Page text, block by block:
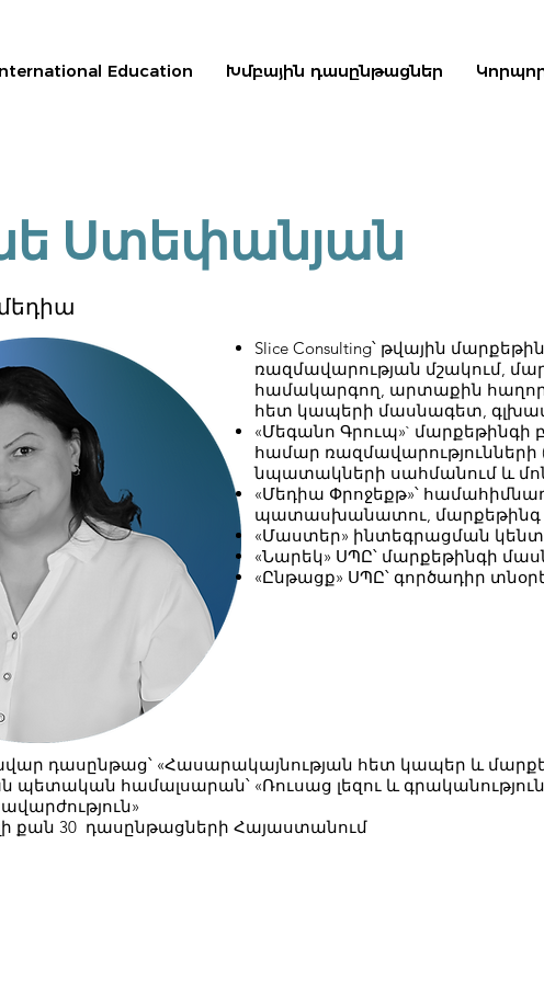
Education Խմբային դասընթացներ
Ստեփանյան
Slice Consulting՝ թվային
ռազմավարության մշակում,
համակարգող, արտաքին
հետ կապերի մասնագետ,
«Մեգանո Գրուպ»` մարքեթինգի
համար ռազմավարությունների
նպատակների սահմանում և
«Մեդիա Փրոջեքթ»՝
պատասխանատու, մարքեթինգ
«Մաստեր» ինտեգրացման
«Նարեկ» ՍՊԸ՝ մարքեթինգի
«Ընթացք» ՍՊԸ՝ գործադիր
դասընթաց՝ «Հասարակայնության հետ կապեր և
պետական համալսարան՝ «Ռուսաց լեզու և
քան 30 դասընթացների Հայաստանում